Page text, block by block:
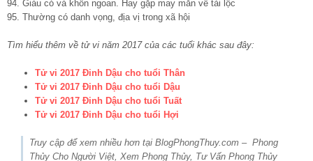
94. Giàu có và khôn ngoan. Hay gặp may mắn về tài lộc
95. Thường có danh vọng, địa vị trong xã hội
Tìm hiểu thêm về tử vi năm 2017 của các tuổi khác sau đây:
Tử vi 2017 Đinh Dậu cho tuổi Thân
Tử vi 2017 Đinh Dậu cho tuổi Dậu
Tử vi 2017 Đinh Dậu cho tuổi Tuất
Tử vi 2017 Đinh Dậu cho tuổi Hợi
Truy cập để xem nhiều hơn tại BlogPhongThuy.com – Phong
Thủy Cho Người Việt, Xem Phong Thủy, Tư Vấn Phong Thủy